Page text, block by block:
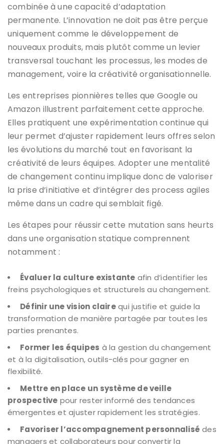
combinée à une capacité d’adaptation
permanente. L’innovation ne doit pas être perçue
uniquement comme le développement de
nouveaux produits, mais plutôt comme un levier
transversal touchant les processus, les modes de
management, voire la créativité organisationnelle.
Les entreprises pionnières telles que Google ou
Amazon illustrent parfaitement cette approche.
Elles pratiquent une expérimentation continue qui
leur permet d’ajuster rapidement leurs offres selon
les évolutions du marché tout en favorisant la
créativité de leurs équipes. Adopter une mentalité
de changement continu implique donc de valoriser
la prise d’initiative et d’intégrer des process agiles
même dans un cadre qui semblait figé.
Les étapes pour réussir cette mutation sans heurts
dans une organisation statique comprennent
notamment :
Évaluer la culture existante afin d’identifier les
freins psychologiques et structurels au changement.
Définir une vision clairequi justifie et guide la
transformation de manière partagée par toutes les
parties prenantes.
Former les équipes à la gestion du changement
et à la digitalisation, outils-clés pour gagner en
flexibilité.
Mettre en place un système de veille
prospective pour rester informé des tendances
émergentes et ajuster rapidement les stratégies.
Favoriser l’accompagnement personnalisé des
managers et collaborateurs pour convertir la